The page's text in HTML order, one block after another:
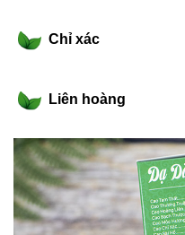
Chỉ xác
Liên hoàng